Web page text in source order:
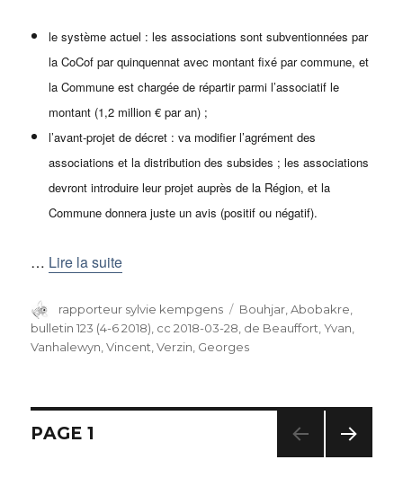
le système actuel : les associations sont subventionnées par
la CoCof par quinquennat avec montant fixé par commune, et
la Commune est chargée de répartir parmi l’associatif le
montant (1,2 million € par an) ;
l’avant-projet de décret : va modifier l’agrément des
associations et la distribution des subsides ; les associations
devront introduire leur projet auprès de la Région, et la
Commune donnera juste un avis (positif ou négatif).
… Lire la suite
Auteur
rapporteur sylvie kempgens Catégories
Bouhjar, Abobakre
bulletin 123 (4-6 2018), cc 2018-03-28, de Beauffort, Yvan,
Vanhalewyn, Vincent,Verzin, Georges
Navigation
PAGE 1